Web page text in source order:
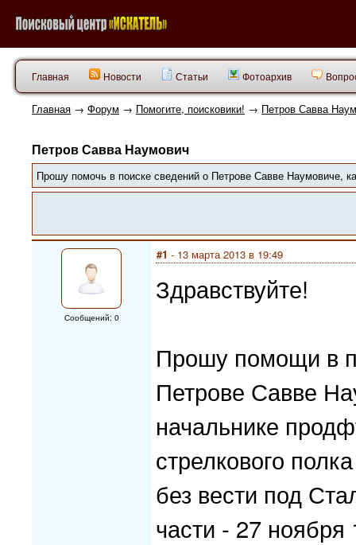
Главная Новости Статьи Фотоархив
Главная → Форум → Помогите, поисковики! → Петров Савва
Петров Савва Наумович
Прошу помочь в поиске сведений о Петрове Савве Наумовиче,
Сообщений: 0
#1 - 13 марта 2013 в 19:49
Здравствуйте!
Прошу помощи в
Петрове Савве
начальнике
стрелкового
без вести под
части - 27